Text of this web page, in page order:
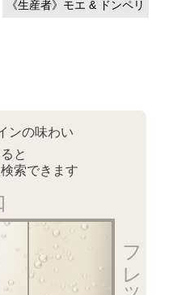
《生産者》モエ & ドンペリ
ンの味わい
と
索できます